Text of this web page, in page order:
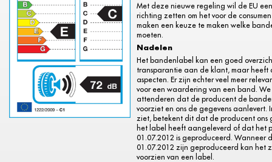
Met deze nieuwe regeling wil de EU
richting zetten om het voor de
maken een keuze te maken welke
moeten.
Nadelen
Het bandenlabel kan een goed
transparantie aan de klant, maar heeft
aspecten. Er zijn echter veel meer
voor een waardering van een band.
attenderen dat de producent de
voorziet en ons de gegevens aanlevert.
ziet, betekent dit dat de producent ons
het label heeft aangeleverd of dat het
01.07.2012 is geproduceerd. Wanneer
01.07.2012 zijn geproduceerd kan het
voorzien van een label.